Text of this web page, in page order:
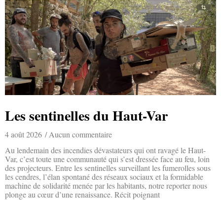
Les sentinelles du Haut-Var
4 août 2026
Aucun commentaire
Au lendemain des incendies dévastateurs qui ont ravagé le Haut-
Var, c’est toute une communauté qui s’est dressée face au feu, loin
des projecteurs. Entre les sentinelles surveillant les fumerolles sous
les cendres, l’élan spontané des réseaux sociaux et la formidable
machine de solidarité menée par les habitants, notre reporter nous
plonge au cœur d’une renaissance. Récit poignant